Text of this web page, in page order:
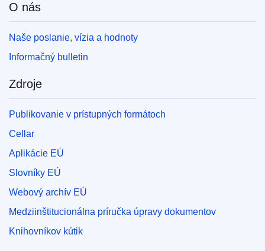
O nás
Naše poslanie, vízia a hodnoty
Informačný bulletin
Zdroje
Publikovanie v prístupných formátoch
Cellar
Aplikácie EÚ
Slovníky EÚ
Webový archív EÚ
Medziinštitucionálna príručka úpravy dokumentov
Knihovníkov kútik